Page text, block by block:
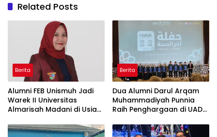
Related Posts
Berita
Alumni FEB Unismuh Jadi
Warek II Universitas
Almarisah Madani di Usia
Berita
Dua Alumni Darul Arqam
Muhammadiyah Punnia
Raih Penghargaan di UAD